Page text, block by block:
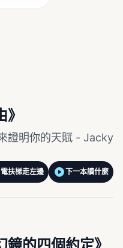
證明你的天賦 - Jacky
電扶梯走左邊 下一本讀什麼